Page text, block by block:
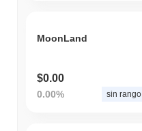
MoonLand
$0.00
0.00% sin rango